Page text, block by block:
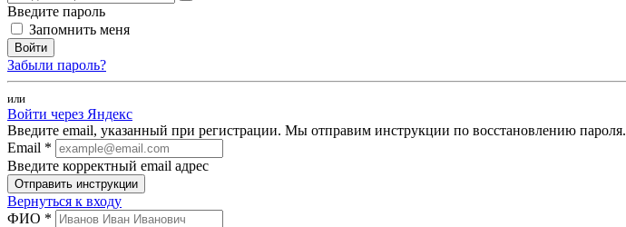
Введите пароль
Запомнить меня
Войти
Забыли пароль?
или
Войти через Яндекс
Введите email, указанный при регистрации. Мы отправим инструкции по восстановлению пароля.
Email *
Введите корректный email адрес
Отправить инструкции
Вернуться к входу
ФИО *